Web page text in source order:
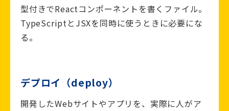
型付きでReactコンポーネントを書くファイル。
TypeScriptとJSXを同時に使うときに必要にな
る。
デプロイ（deploy）
開発したWebサイトやアプリを、実際に人がア